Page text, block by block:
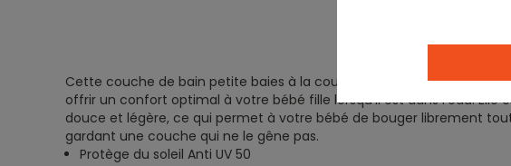
Cette couche de bain petite baies à la couleur rose pâle est conçue
offrir un confort optimal à votre bébé fille lorsqu'il est dans l'eau. Elle
douce et légère, ce qui permet à votre bébé de bouger librement
gardant une couche qui ne le gêne pas.
Protège du soleil Anti UV 50